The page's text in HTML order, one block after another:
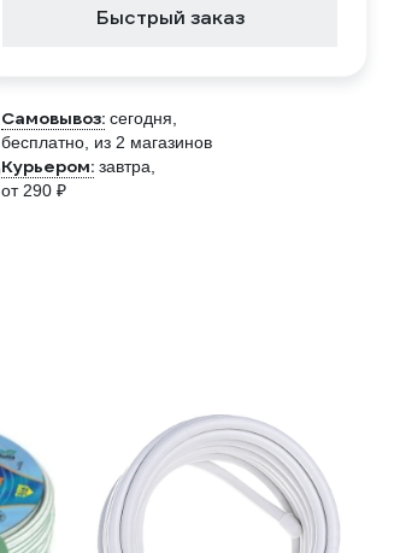
Быстрый заказ
Самовывоз: сегодня,
бесплатно , из 2 магазинов
Курьером: завтра,
от 290 ₽